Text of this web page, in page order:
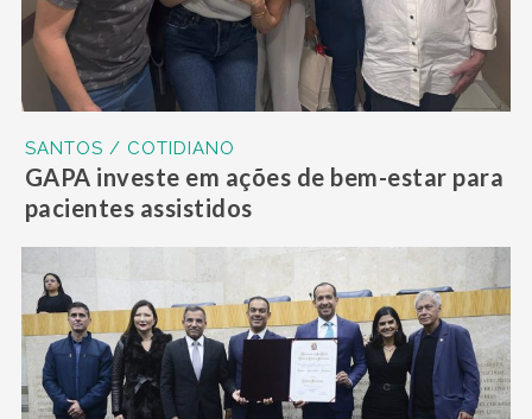
SANTOS / COTIDIANO
GAPA investe em ações de bem-estar para
pacientes assistidos